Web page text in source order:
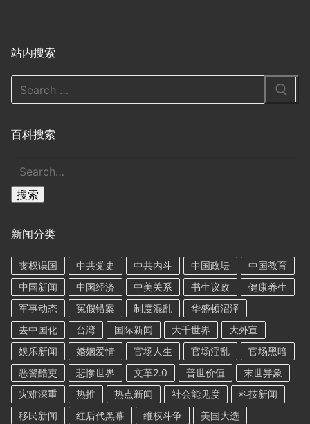
站内搜索
Search
for:
百科搜索
搜
搜索
新闻分类
丧权误国 中共党史 中共内斗 中国政坛
中国教育
中国新闻
中国经济 中美关系 书生议政
健康养生
军事动态
冤假错案 制度混乱
华盛顿沼泽
去中国化
台湾 国际新闻 大千世界
大外宣
娱乐新闻
婚姻爱情 官场人生 官场淫乱
官场黑暗
恶警酷吏
悲惨世界 文革2.0 普世价值
末世异象
灾难深重
热推 热点新闻 社会能见度
科技新闻
移民新闻
红后代黑幕 维权斗争 美国大选